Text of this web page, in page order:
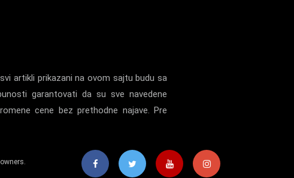
artikli prikazani na ovom sajtu budu sa
garantovati da su sve navedene
cene bez prethodne najave. Pre